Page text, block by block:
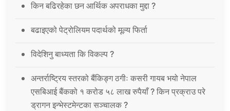
किन बढिरहेका छन आर्थिक अपराधका मुद्दा ?
बढाइएको पेट्रोलियम पदार्थको मूल्य फिर्ता
विदेशिनु बाध्यता कि विकल्प ?
अन्तर्राष्ट्रिय स्तरको बैंकिङ्ग ठगीः कसरी गायब भयो नेपाल
एसबिआई बैंकको १ करोड ५८ लाख रुपैयाँ ? किन प्रक्राउ परे
ड्रागन इन्भेस्टमेन्टका सञ्चालक ?